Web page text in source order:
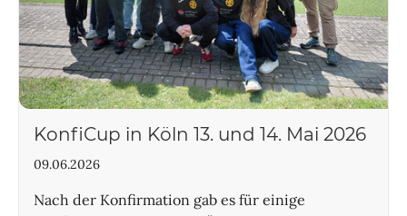
KonfiCup in Köln 13. und 14. Mai 2026
09.06.2026
Nach der Konfirmation gab es für einige